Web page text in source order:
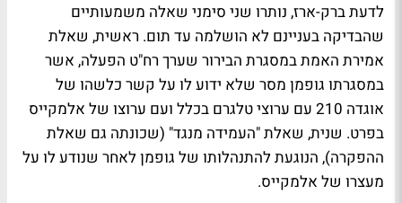
לדעת ברק-ארז, נותרו שני סימני שאלה משמעותיים
שהבדיקה בעניינם לא הושלמה עד תום. ראשית, שאלת
אמירת האמת במסגרת הבירור שערך רח"ט הפעלה, אשר
במסגרתו גופמן מסר שלא ידוע לו על קשר כלשהו של
אוגדה 210 עם ערוצי טלגרם בכלל ועם ערוצו של אלמקייס
בפרט. שנית, שאלת "העמידה מנגד" (שכונתה גם שאלת
ההפקרה), הנוגעת להתנהלותו של גופמן לאחר שנודע לו על
מעצרו של אלמקייס.